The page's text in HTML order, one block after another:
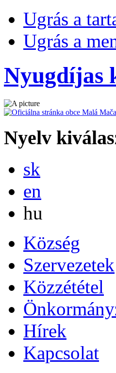
Ugrás a
Ugrás a
Nyugdíjas
Nyelv
sk
en
hu
Község
Szervezetek
Közzététel
Hírek
Kapcsolat